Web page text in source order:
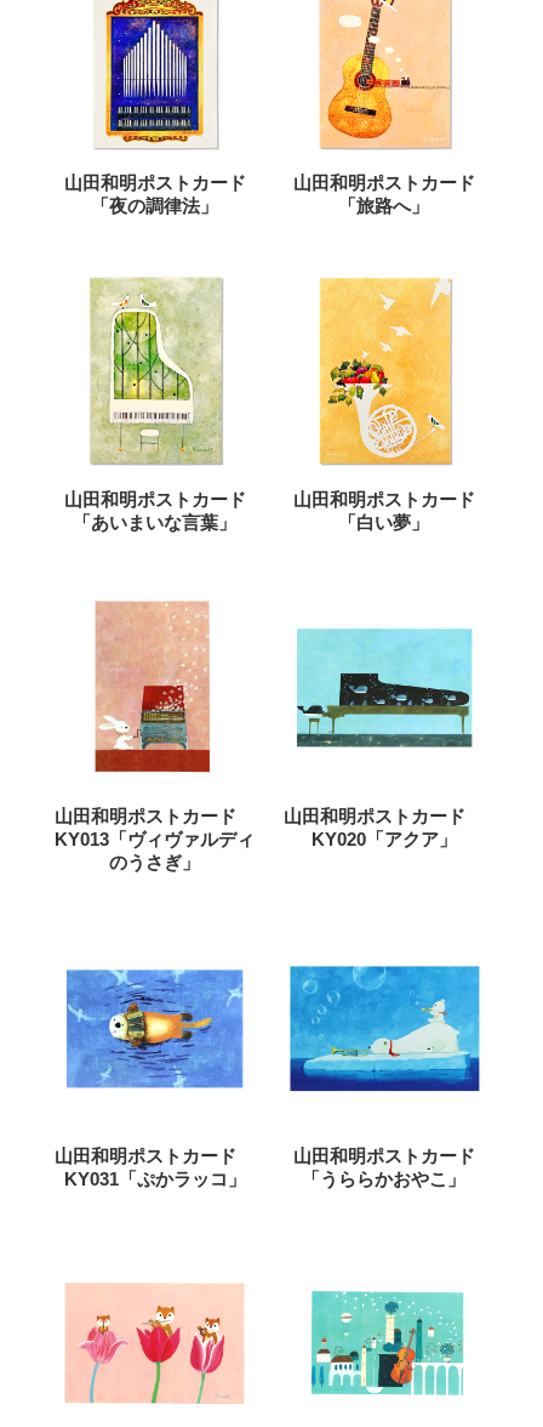
山田和明ポストカード
「夜の調律法」
山田和明ポストカード
「旅路へ」
山田和明ポストカード
「あいまいな言葉」
山田和明ポストカード
「白い夢」
山田和明ポストカード
KY013「ヴィヴァルディ
のうさぎ」
山田和明ポストカード
KY020「アクア」
山田和明ポストカード
KY031「ぷかラッコ」
山田和明ポストカード
「うららかおやこ」